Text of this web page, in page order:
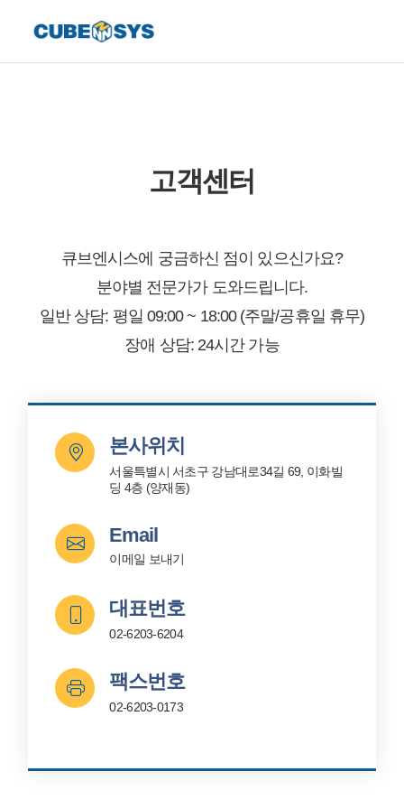
고객센터
큐브엔시스에 궁금하신 점이 있으신가요?
분야별 전문가가 도와드립니다.
일반 상담: 평일 09:00 ~ 18:00 (주말/공휴일 휴무)
장애 상담: 24시간 가능
본사위치
서울특별시 서초구 강남대로34길 69, 이화빌
딩 4층 (양재동)
Email
이메일 보내기
대표번호
02-6203-6204
팩스번호
02-6203-0173